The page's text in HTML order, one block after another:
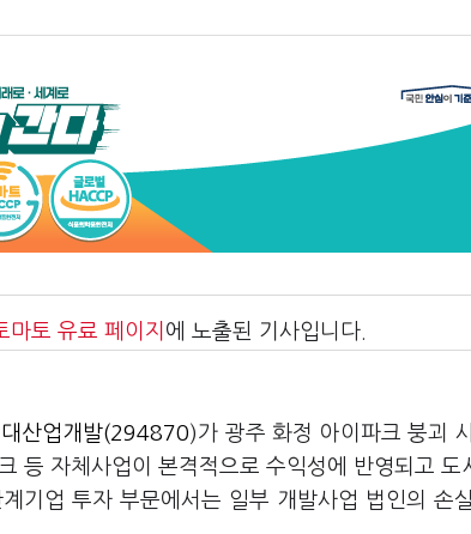
마토 유료 페이지 에 노출된 기사입니다.
산업개발(294870)가 광주 화정 아이파크 붕괴
등 자체사업이 본격적으로 수익성에 반영되고 도
기업 투자 부문에서는 일부 개발사업 법인의 손